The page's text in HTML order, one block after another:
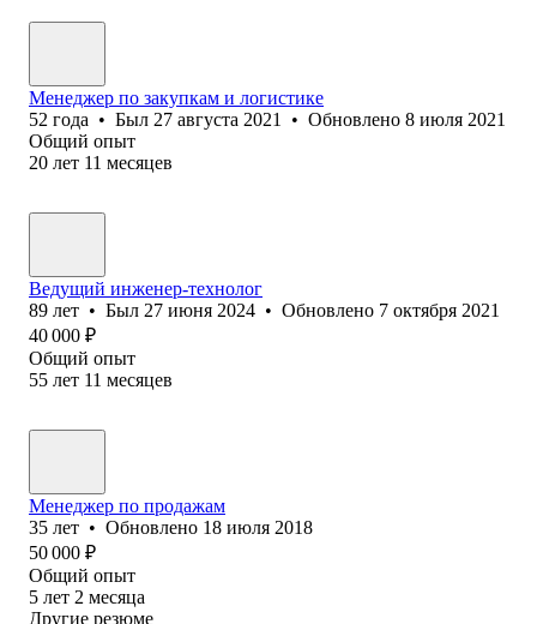
Менеджер по закупкам и логистике
52 года • Был 27 августа 2021 • Обновлено 8 июля 2021
Общий опыт
20 лет 11 месяцев
Ведущий инженер-технолог
89 лет • Был 27 июня 2024 • Обновлено 7 октября 2021
40 000 ₽
Общий опыт
55 лет 11 месяцев
Менеджер по продажам
35 лет • Обновлено 18 июля 2018
50 000 ₽
Общий опыт
5 лет 2 месяца
Другие резюме